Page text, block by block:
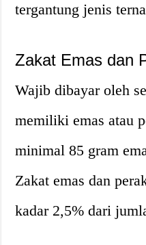
tergantung jenis
Zakat Emas dan
Wajib dibayar oleh
memiliki emas atau
minimal 85 gram
Zakat emas dan
kadar 2,5% dari